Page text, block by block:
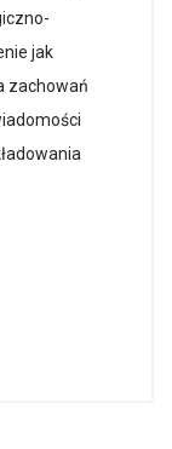
jak
zachowań